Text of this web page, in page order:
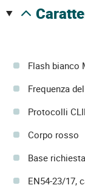
Flash bianco
Frequenza
Protocolli
Corpo rosso
Base richiesta
EN54-23/17,